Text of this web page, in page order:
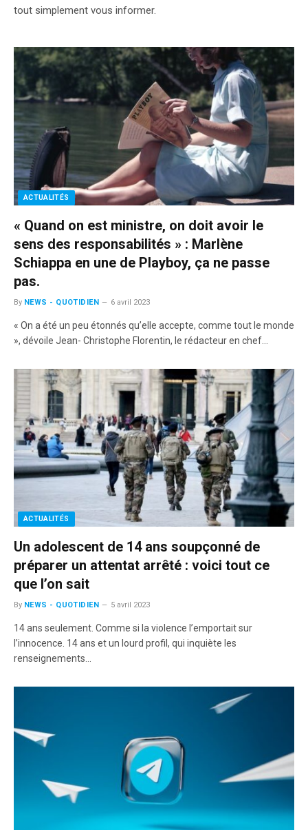
tout simplement vous informer.
ACTUALITÉS
« Quand on est ministre, on doit avoir le
sens des responsabilités » : Marlène
Schiappa en une de Playboy, ça ne passe
pas.
By NEWS - QUOTIDIEN 6 avril 2023
« On a été un peu étonnés qu’elle accepte, comme tout le monde
», dévoile Jean- Christophe Florentin, le rédacteur en chef…
ACTUALITÉS
Un adolescent de 14 ans soupçonné de
préparer un attentat arrêté : voici tout ce
que l’on sait
By NEWS - QUOTIDIEN 5 avril 2023
14 ans seulement. Comme si la violence l’emportait sur
l’innocence. 14 ans et un lourd profil, qui inquiète les
renseignements…